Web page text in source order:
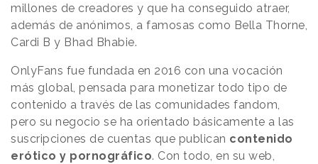
millones de creadores y que ha conseguido atraer,
además de anónimos, a famosas como Bella Thorne,
Cardi B y Bhad Bhabie.
OnlyFans fue fundada en 2016 con una vocación
más global, pensada para monetizar todo tipo de
contenido a través de las comunidades fandom,
pero su negocio se ha orientado básicamente a las
suscripciones de cuentas que publican contenido
erótico y pornográfico. Con todo, en su web,